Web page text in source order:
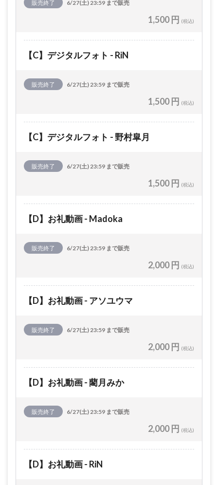
販売終了 6/27(土) 23:59 まで販売
1,500 円 (税込)
【C】デジタルフォト - RiN
販売終了 6/27(土) 23:59 まで販売
1,500 円 (税込)
【C】デジタルフォト - 野村皐月
販売終了 6/27(土) 23:59 まで販売
1,500 円 (税込)
【D】お礼動画 - Madoka
販売終了 6/27(土) 23:59 まで販売
2,000 円 (税込)
【D】お礼動画 - アソユウマ
販売終了 6/27(土) 23:59 まで販売
2,000 円 (税込)
【D】お礼動画 - 藺月みか
販売終了 6/27(土) 23:59 まで販売
2,000 円 (税込)
【D】お礼動画 - RiN